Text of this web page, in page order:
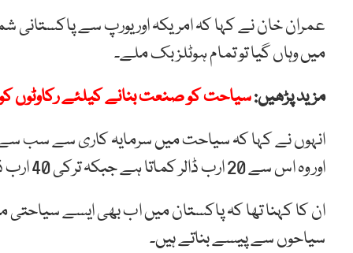
میں وہاں گیا تو تمام ہوٹلز بک ملے۔
مزید پڑھیں:سیاحت کو صنعت بنانے کیلئے رکاوٹوں کو
انہوں نے کہا کہ سیاحت میں سرمایہ کاری سے سب
اور وہ اس سے 20 ارب ڈالر کماتا ہے جبکہ ترکی 40 ارب ڈالر کماتا ہے۔
ان کا کہنا تھا کہ پاکستان میں اب بھی ایسے
سیاحوں سے پیسے بناتے ہیں۔